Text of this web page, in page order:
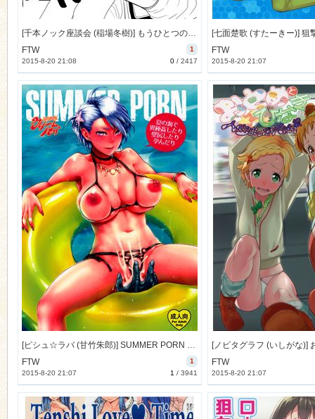
[千本ノック座談会 (稲場冬樹)] もうひとつの日曜日 (艦隊これくしょん -艦これ-) [Web公開版] [3M]
1
FTW
0/ 2417
2015-8-20 21:08
FTW
2015-8-20 21:07
[ピシュ☆ラバ (甘竹朱郎)] SUMMER PORN (オリジナル) [39M]
1
FTW
1 / 3941
2015-8-20 21:07
FTW
2015-8-20 21:07